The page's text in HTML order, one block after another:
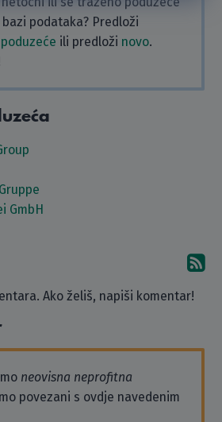
podataka? Predloži
ili predloži novo.
GmbH
Ako želiš, napiši komentar!
neovisna neprofitna
povezani s ovdje navedenim